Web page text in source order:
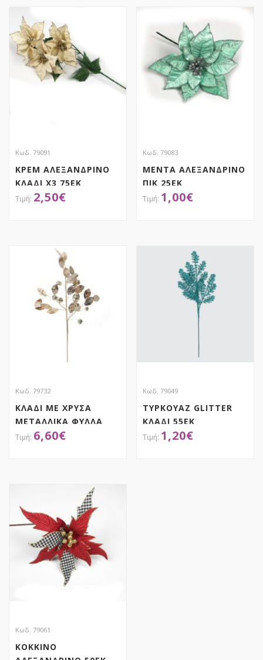
Κωδ. 79091
ΚΡΕΜ ΑΛΕΞΑΝΔΡΙΝΟ
ΚΛΑΔΙ Χ3 75ΕΚ
2,50€
Κωδ. 79083
ΜΕΝΤΑ ΑΛΕΞΑΝΔΡΙΝΟ
ΠΙΚ 25ΕΚ
1,00€
Κωδ. 79732
ΚΛΑΔΙ ΜΕ ΧΡΥΣΑ
ΜΕΤΑΛΛΙΚΑ ΦΥΛΛΑ
ΚΑΙ ΚΟΥΔΟΥΝΑΚΙΑ
6,60€
Κωδ. 79049
ΤΥΡΚΟΥΑΖ GLITTER
ΚΛΑΔΙ 55ΕΚ
1,20€
Κωδ. 79061
ΚΟΚΚΙΝΟ